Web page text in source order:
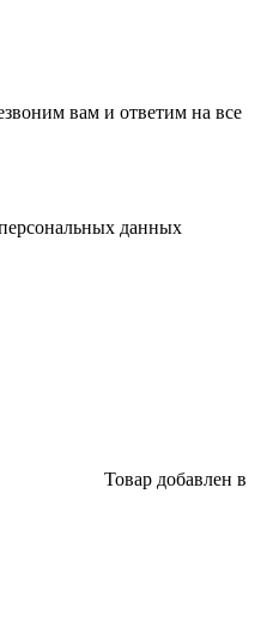
вам и ответим на все
данных
Товар добавлен в